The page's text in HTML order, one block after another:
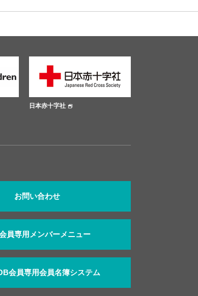
大阪市公式サイト
お問い合わせ
員専用メンバーメニュー
会員専用会員名簿システム